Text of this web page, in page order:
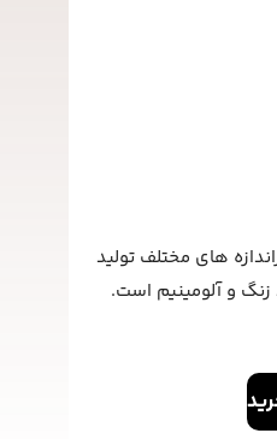
های مختلف تولید
و آلومینیم است.